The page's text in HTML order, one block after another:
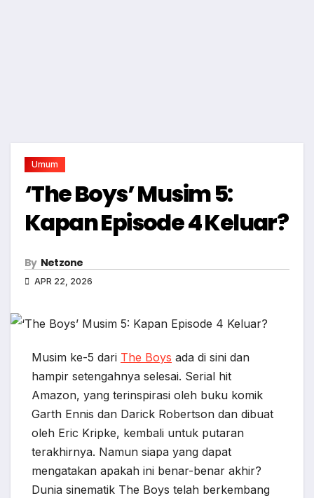
Umum
‘The Boys’ Musim 5:
Kapan Episode 4 Keluar?
By Netzone
APR 22, 2026
Musim ke-5 dari The Boys ada di sini dan
hampir setengahnya selesai. Serial hit
Amazon, yang terinspirasi oleh buku komik
Garth Ennis dan Darick Robertson dan dibuat
oleh Eric Kripke, kembali untuk putaran
terakhirnya. Namun siapa yang dapat
mengatakan apakah ini benar-benar akhir?
Dunia sinematik The Boys telah berkembang